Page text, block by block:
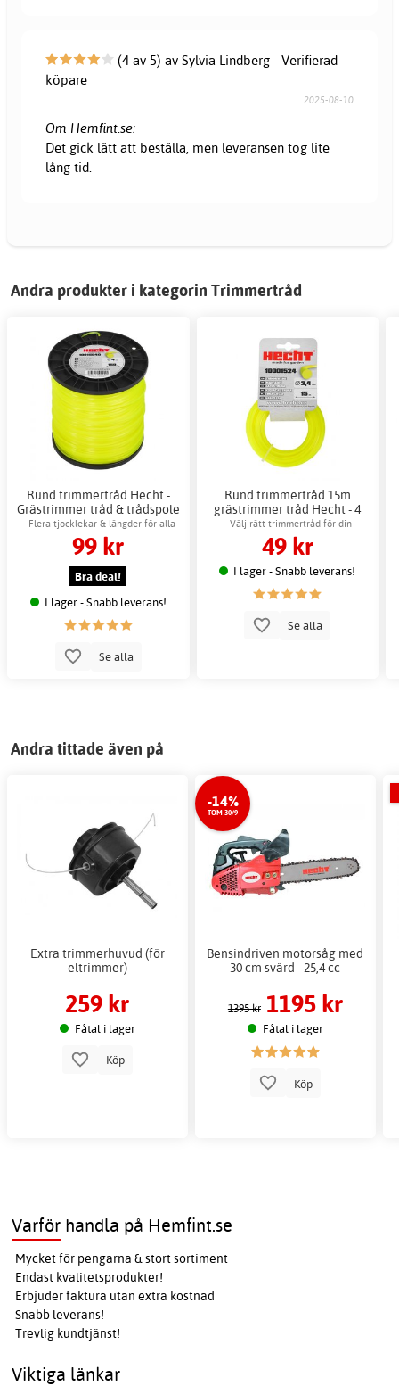
(4 av 5) av Sylvia Lindberg - Verifierad
köpare
2025-08-10
Om Hemfint.se:
Det gick lätt att beställa, men leveransen tog lite
lång tid.
Andra produkter i kategorin Trimmertråd
Rund trimmertråd Hecht -
Grästrimmer tråd & trådspole
val
Flera tjocklekar & längder för alla
behov
99 kr
Bra deal!
I lager - Snabb leverans!
Se alla
Rund trimmertråd 15m
grästrimmer tråd Hecht - 4
tjocklekar
Välj rätt trimmertråd för din
grästrimmer
49 kr
I lager - Snabb leverans!
Se alla
Andra tittade även på
Extra trimmerhuvud (för
eltrimmer)
259 kr
Fåtal i lager
Köp
-14%
TOM 30/9
Bensindriven motorsåg med
30 cm svärd - 25,4 cc
1395 kr 1195 kr
Fåtal i lager
Köp
Varför handla på Hemfint.se
Mycket för pengarna & stort sortiment
Endast kvalitetsprodukter!
Erbjuder faktura utan extra kostnad
Snabb leverans!
Trevlig kundtjänst!
Viktiga länkar